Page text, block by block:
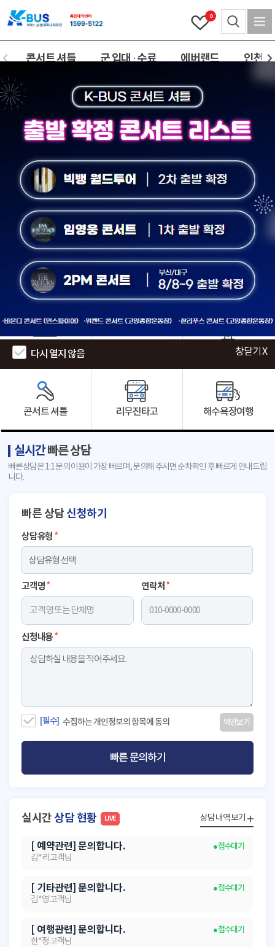
0
콘서트 셔틀 군 입대 · 수료 에버랜드 인천(
인천공항 에버랜드
콘서트 셔틀 리무진타고 해수욕장여행
실시간빠른 상담
빠른상담은 1:1 문의 이용이 가장 빠르며, 문의해 주시면 순차확인 후 빠르게 안내드립
니다.
빠른 상담신청하기
상담유형 *
고객명* 연락처 *
신청내용*
[필수] 수집하는 개인정보의 항목에 동의 약관보기
빠른 문의하기
실시간상담 현황 LIVE 상담내역보기
[ 여행관련] 문의합니다.
● 접수대기
한*정 고객님
[ 예약관련] 문의합니다.
● 접수대기
김*리 고객님
[ 기타관련] 문의합니다.
● 접수대기
김*영 고객님
[ 여행관련] 문의합니다.
● 접수대기
한*정 고객님
다시 열지 않음 창닫기 X
다시 열지 않음 창닫기 X